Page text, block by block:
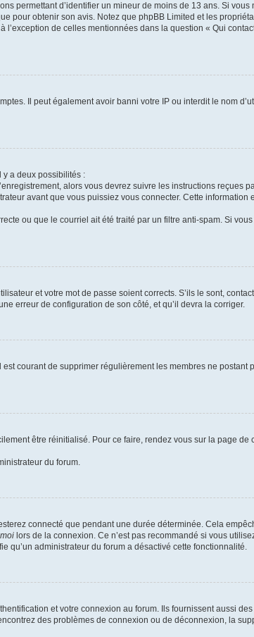
permettant d’identifier un mineur de moins de 13 ans. Si
pour obtenir son avis. Notez que phpBB Limited et les
de celles mentionnées dans la question « Qui
Il peut également avoir banni votre IP ou interdit le nom
y a deux possibilités :
alors vous devrez suivre les instructions reçues
avant que vous puissiez vous connecter. Cette information
ou que le courriel ait été traité par un filtre anti-spam. Si
et votre mot de passe soient corrects. S’ils le sont,
erreur de configuration de son côté, et qu’il devra la corriger.
est courant de supprimer régulièrement les membres ne
être réinitialisé. Pour ce faire, rendez vous sur la page
du forum.
connecté que pendant une durée déterminée. Cela
lors de la connexion. Ce n’est pas recommandé si vous
qu’un administrateur du forum a désactivé cette fonctionnalité.
et votre connexion au forum. Ils fournissent aussi
des problèmes de connexion ou de déconnexion, la